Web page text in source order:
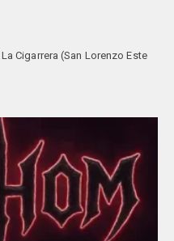
Cigarrera (San Lorenzo Este